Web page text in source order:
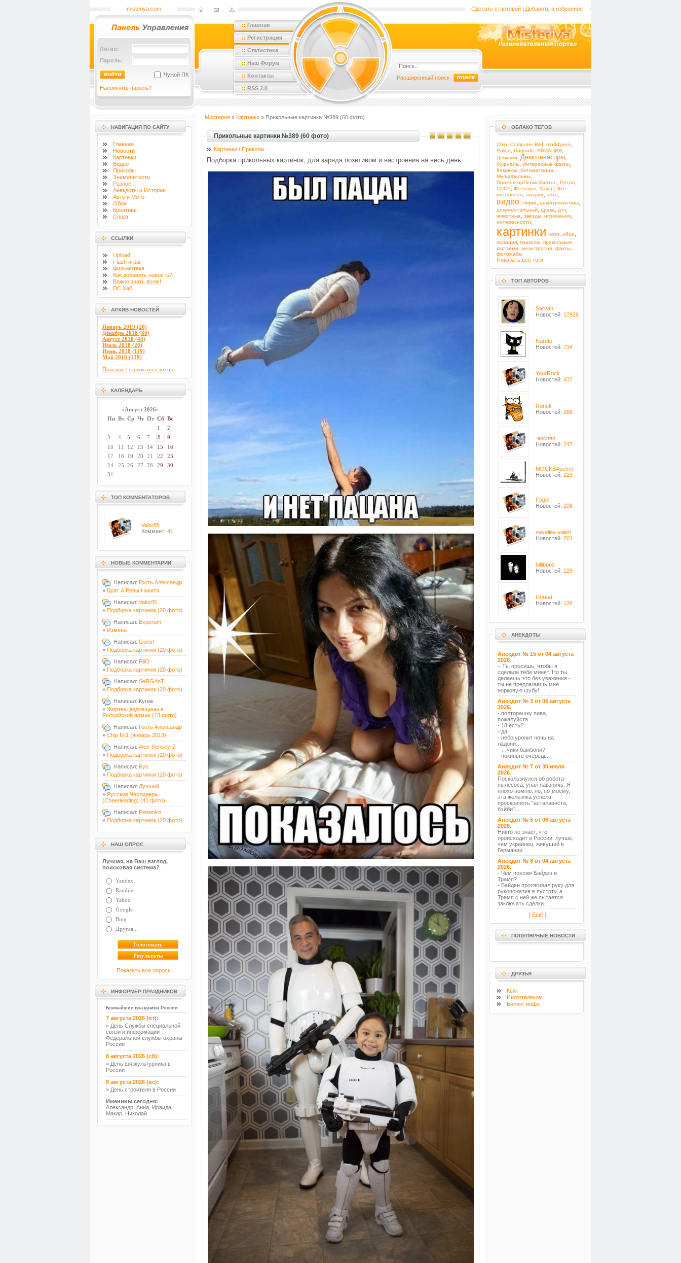
misteriya.com Сделать стартовой | Добавить в избранное
Логин:
Пароль:
Чужой ПК
Напомнить пароль?
:: Главная
:: Регистрация
:: Статистика
:: Наш Форум
:: Контакты
:: RSS 2.0
Расширенный поиск
НАВИГАЦИЯ ПО САЙТУ
Главная
Новости
Картинки
Видео
Приколы
Знаменитости
Разное
Анекдоты и Истории
Авто и Мото
Обои
Креативы
Спорт
ССЫЛКИ
Upload
Flash игры
Фильмотека
Как добавить новость?
Важно знать всем!
DC Хаб
АРХИВ НОВОСТЕЙ
Январь 2019 (20)
Декабрь 2018 (80)
Август 2018 (40)
Июль 2018 (20)
Июнь 2018 (119)
Май 2018 (139)
Показать / скрыть весь архив
КАЛЕНДАРЬ
«Август 2026»
Пн Вт Ср Чт Пт Сб Вс
1
2
3
4 5 6 7 8
9
10
11 12 13 14 15
16
17
18 19 20 21 22
23
24
25 26 27 28 29
30
31
ТОП КОММЕНТАТОРОВ
Valor85
Коммент: 41
НОВЫЕ КОММЕНТАРИИ
Написал: Гость Александр
» Брат А.Ревы Никита
Написал: Valor85
» Подборка картинок (20 фото)
Написал: Experum
» Измена
Написал: Guest
» Подборка картинок (20 фото)
Написал: RiiO
» Подборка картинок (20 фото)
Написал: SeRGAnT
» Подборка картинок (20 фото)
Написал: Кунак
» Жертвы дедовщины в
Российской армии (13 фото)
Написал: Гость Александр
» Chip №1 (январь 2013)
Написал: Alex-Sensey-Z
» Подборка картинок (20 фото)
Написал: Kyo
» Подборка картинок (20 фото)
Написал: Лучший
» Русские Черлидеры
(Cheerleading) (41 фото)
Написал: Petrenko
» Подборка картинок (20 фото)
НАШ ОПРОС
Лучшая, на Ваш взгляд,
поисковая система?
Yandex
Rambler
Yahoo
Google
Bing
Другая...
Показать все опросы
ИНФОРМЕР ПРАЗДНИКОВ
Ближайшие праздники России
7 августа 2026 (пт):
» День Службы специальной
связи и информации
Федеральной службы охраны
России
8 августа 2026 (сб):
» День физкультурника в
России
9 августа 2026 (вс):
» День строителя в России
Именины сегодня:
Александр, Анна, Ираида,
Макар, Николай
Мистерия » Картинки » Прикольные картинки №389 (60 фото)
Прикольные картинки №389 (60 фото)
Картинки / Приколы
Подборка прикольных картинок, для заряда позитивом и настроения на весь день.
ОБЛАКО ТЕГОВ
Chip Computer Bild maddyson
Police Upgrade АВИАЦИЯ
Девушки Демотиваторы
Журналы Интересные факты
Комиксы Котоматрица
Мультфильмы
ПрожекторПерисХилтон Ретро
СССР Фотошоп Хакер Это
интересно аварии авто
видео гифки демотриваторы
документальный драка дтп
животные звёзды игромания
интересности
картинки котэ обои
полиция приколы прикольные
картинки
регистратор факты
фотожабы
Показать все теги
ТОП АВТОРОВ
Sarvan
Новостей: 12926
Naruto
Новостей: 734
YourRock
Новостей: 437
Ronek
Новостей: 266
.anchen
Новостей: 247
MOCKBAsever
Новостей: 223
Foger
Новостей: 208
saveliev-valeri
Новостей: 201
billibons
Новостей: 129
Unreal
Новостей: 126
АНЕКДОТЫ
Анекдот № 15 от 04 августа
2026.
– Ты просишь, чтобы я
сделала тебе минет. Но ты
делаешь это без уважения -
ты не предлагаешь мне
норковую шубу!
Анекдот № 3 от 06 августа
2026.
- полторашку пива,
пожалуйста.
- 18 есть?
- да.
- небо уронит ночь на
ладони…
- …чики бамбони?
- покиньте очередь.
Анекдот № 7 от 30 июля
2026.
Поскользнулся об робота-
пылесоса, упал навзничь. Я
плохо помню, но, по-моему,
эта железяка успела
проскрипеть "асталависта,
бэйби"...
Анекдот № 5 от 06 августа
2026.
Никто не знает, что
происходит в России, лучше,
чем украинец, живущий в
Германии.
Анекдот № 8 от 04 августа
2026.
- Чем похожи Байден и
Трамп?
- Байден протягивал руку для
рукопожатия в пустоту, а
Трамп с ней же пытается
заключать сделки.
[ Ещё ]
ПОПУЛЯРНЫЕ НОВОСТИ
ДРУЗЬЯ
Ксит
Инфотелеком
Билинг инфо